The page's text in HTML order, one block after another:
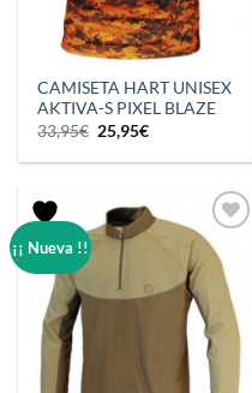
CAMISETA HART UNISEX
AKTIVA-S PIXEL BLAZE
33,95€ El
precio
original
25,95€El
actual
¡¡ Nueva !!